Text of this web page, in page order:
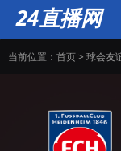
24直播网
当前位置： 首页> 球会友